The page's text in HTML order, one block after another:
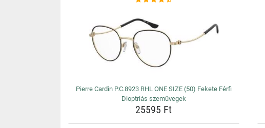
Pierre Cardin P.C.8923 RHL ONE SIZE (50) Fekete Férfi
Dioptriás szemüvegek
25595 Ft